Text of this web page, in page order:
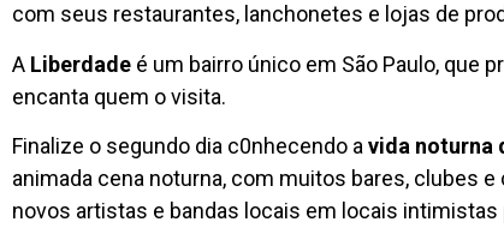
com seus restaurantes, lanchonetes e lojas de
A Liberdade é um bairro único em São Paulo, que
encanta quem o visita.
Finalize o segundo dia c0nhecendo a vida noturna
animada cena noturna, com muitos bares, clubes
novos artistas e bandas locais em locais intimistas